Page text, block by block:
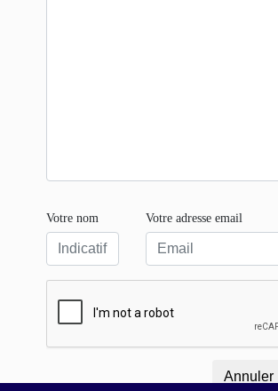
Votre nom Votre adresse email